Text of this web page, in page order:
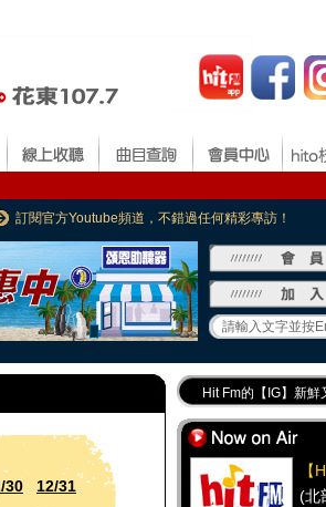
訂閱官方Youtube頻道，不錯過任何精彩專訪！
30
12/31
Hit Fm的【IG】新鮮
Hit Fm【FB臉書粉
最專業《DJ推薦》
好康報報 最新優惠訊
【
(北